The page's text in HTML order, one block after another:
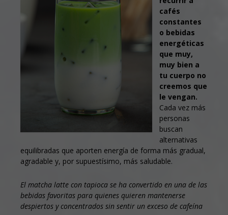
cafés
constantes
o bebidas
energéticas
que muy,
muy bien a
tu cuerpo no
creemos que
le vengan.
Cada vez más
personas
buscan
alternativas
equilibradas que aporten energía de forma más gradual,
agradable y, por supuestísimo, más saludable.
El matcha latte con tapioca se ha convertido en una de las
bebidas favoritas para quienes quieren mantenerse
despiertos y concentrados sin sentir un exceso de cafeína